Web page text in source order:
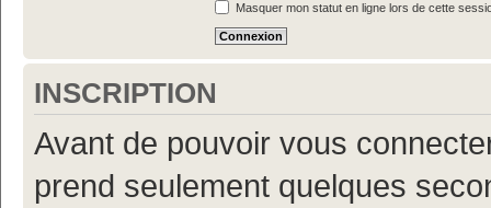
Masquer mon statut en ligne lors de cette
INSCRIPTION
Avant de pouvoir vous
prend seulement quelques